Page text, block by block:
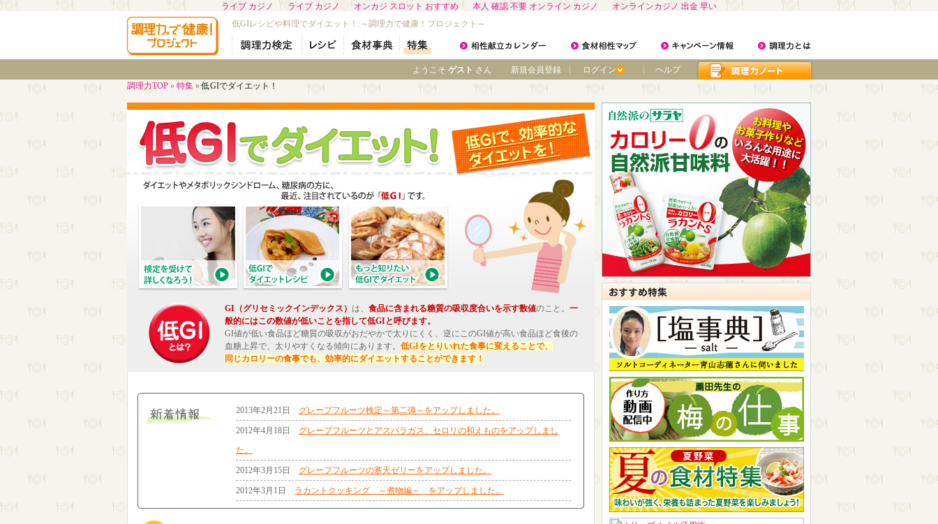
ライブ カジノ ライブ カジノ オンカジ スロット おすすめ 本人 確認 不要 オンライン カジノ
オンラインカジノ 出金 早い
低GIレシピや料理でダイエット！:～調理力で健康！プロジェクト～
ヘルプ
ログイン
新規会員登録
ようこそ ゲスト さん
調理力TOP » 特集 »低GIでダイエット！
GI（グリセミックインデックス） は、 食品に含まれる糖質の吸収度合いを示す数値のこと。 一
般的にはこの数値が低いことを指して低GIと呼びます。
GI値が低い食品ほど糖質の吸収がおだやかで太りにくく、逆にこのGI値が高い食品ほど食後の
血糖上昇で、太りやすくなる傾向にあります。 低GIをとりいれた食事に変えることで、
同じカロリーの食事でも、効率的にダイエットすることができます！
2013年2月21日 グレープフルーツ検定～第二弾～をアップしました。
2012年4月18日
グレープフルーツとアスパラガス、セロリの和えものをアップしまし
た。
2012年3月15日 グレープフルーツの寒天ゼリーをアップしました。
2012年3月1日 ラカントクッキング ～煮物編～ をアップしました。